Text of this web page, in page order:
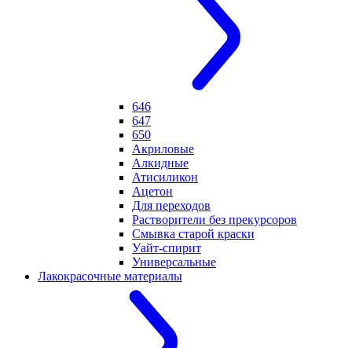
646
647
650
Акриловые
Алкидные
Атисиликон
Ацетон
Для переходов
Растворители без прекурсоров
Смывка старой краски
Уайт-спирит
Универсальные
Лакокрасочные материалы